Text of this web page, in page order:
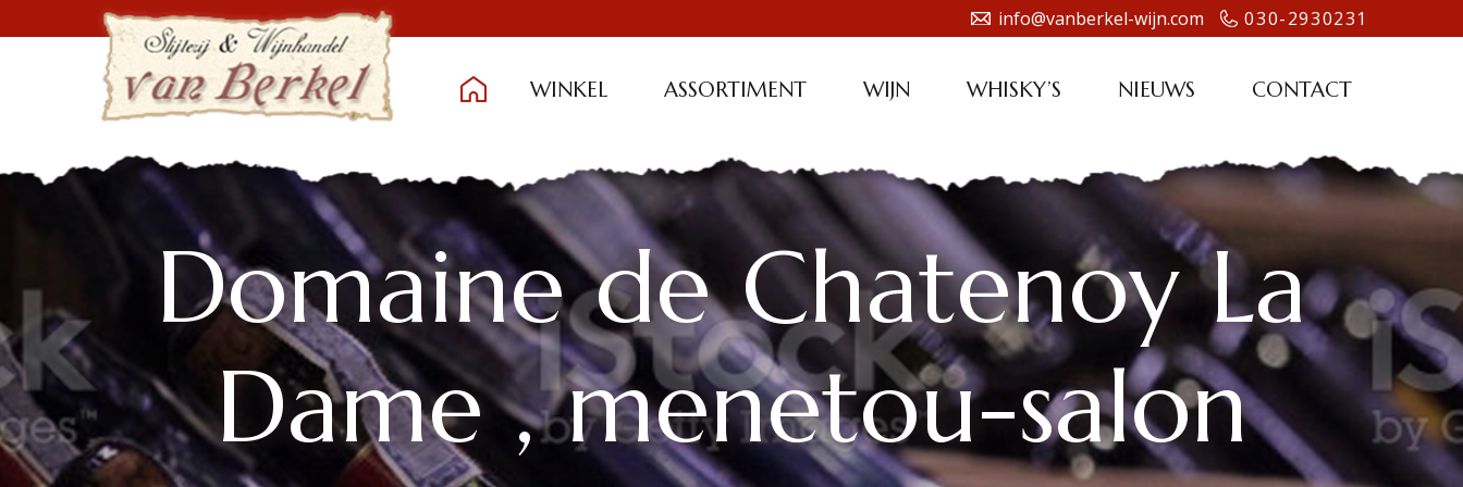
info@vanberkel-wijn.com 030-2930231
WINKEL ASSORTIMENT WIJN WHISKY’S NIEUWS CONTACT
Domaine de Chatenoy La
Dame , menetou-salon